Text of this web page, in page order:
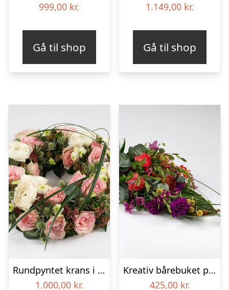
999,00 kr.
Gå til shop
1.149,00 kr.
Gå til shop
Rundpyntet krans i lyse farver – Blomster til begravelse
1.000,00 kr.
Kreativ bårebuket på stort blad – Blomster til begravelse
425,00 kr.